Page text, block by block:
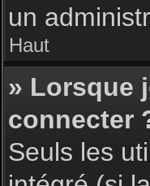
un
Haut
» Lorsque
connecter
Seuls les